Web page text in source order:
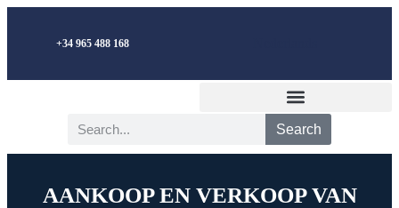
+34 965 488 168
Search
AANKOOP EN VERKOOP VAN